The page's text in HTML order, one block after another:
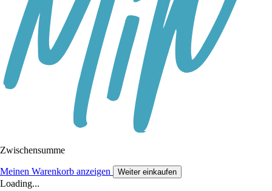
Zwischensumme
Meinen Warenkorb anzeigen Weiter einkaufen
Loading...